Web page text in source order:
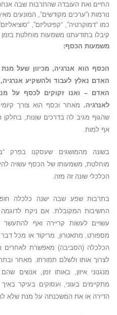
החיים ואת העובדה שהתרבות שבה
נורמות ו”ערכים מקודשים”, המונעים
כמו “דמוקרטיה”, “קפיטליזם”,
קיבלו בתודעתנו משמעות מוחלטת
משמעות הכסף:
הכסף הוא אנרגיה, מכיוון שעל
האדם נאלץ לעבוד ולהשקיע
האדם – ואנו זקוקים לכסף על
לאנרגיה. מאחר וכסף הוא צורך
שהגוף מגיב לה בדרכים שונות, בחלקן
אף למות.
בשונה מהמושגים שעסקנו בפרק
מוחלטת, משמעותו של הכסף עשויה
הכלכלי שונה זה מזה.
בתרבות שפע שבה ישנה כלכלה
החשיבות המקובלת. אם ניקח
עשויים לעשות קריירה ואף להתעשר
מספורט, מתאטרון, מריקוד או מכל
הכלכלה (הסביבה) מאפשרת לאחרים
לצרוך אותו ולשלם תמורתו. מאחר
מנגנוני איזון, באותו זמן, אנשים
מתקיימים בעוני, ועסוקים בעיקר
הדירה או את המשכנתה על מנת שלא